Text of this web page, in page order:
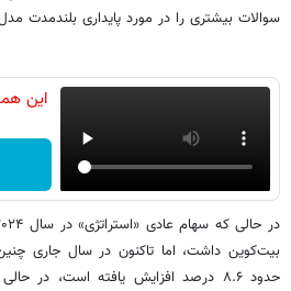
سوالات بیشتری را در مورد پایداری بلندمدت
این
بیت‌کوین داشت، اما تاکنون در سال جاری